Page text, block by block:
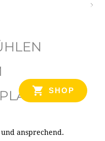
SHOP
ansprechend.